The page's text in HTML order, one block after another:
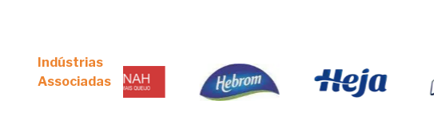
Indústrias
Associadas